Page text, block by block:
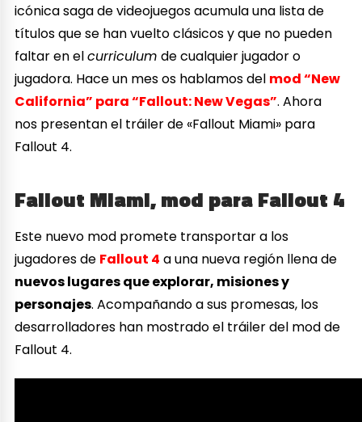
icónica saga de videojuegos acumula una lista de
títulos que se han vuelto clásicos y que no pueden
faltar en elcurriculumde cualquier jugador o
jugadora. Hace un mes os hablamos del mod “New
California” para “Fallout: New Vegas”. Ahora
nos presentan el tráiler de «Fallout Miami» para
Fallout 4.
Fallout Miami, mod para Fallout 4
Este nuevo mod promete transportar a los
jugadores de Fallout 4 a una nueva región llena de
nuevos lugares que explorar, misiones y
personajes. Acompañando a sus promesas, los
desarrolladores han mostrado el tráiler del mod de
Fallout 4.